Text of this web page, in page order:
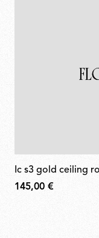
ic s3 gold ceiling
145,00 €